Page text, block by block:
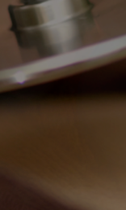
周波温
細胞